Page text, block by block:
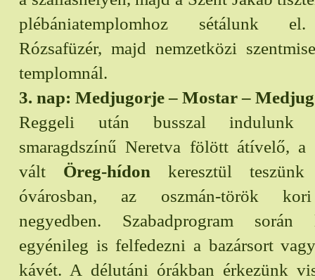
plébániatemplomhoz sétálunk el.
Rózsafüzér, majd nemzetközi
templomnál.
3. nap: Medjugorje – Mostar –
Reggeli után busszal
smaragdszínű Neretva fölött átívelő, a
vált Öreg-hídon keresztül
óvárosban, az oszmán-török kori
negyedben. Szabadprogram során
egyénileg is felfedezni a bazársort
kávét. A délutáni órákban érkezünk